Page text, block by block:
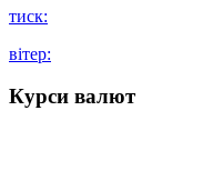
тиск:
вітер:
Курси валют